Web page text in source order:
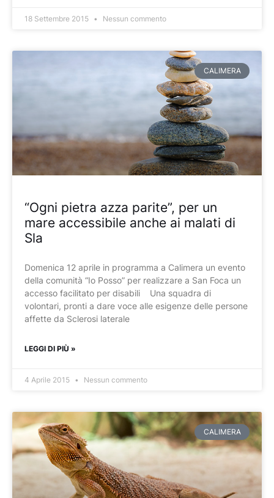
18 Settembre 2015 Nessun commento
CALIMERA
“Ogni pietra azza parite”, per un
mare accessibile anche ai malati di
Sla
Domenica 12 aprile in programma a Calimera un evento
della comunità “Io Posso” per realizzare a San Foca un
accesso facilitato per disabili Una squadra di
volontari, pronti a dare voce alle esigenze delle persone
affette da Sclerosi laterale
LEGGI DI PIÙ »
4 Aprile 2015 Nessun commento
CALIMERA